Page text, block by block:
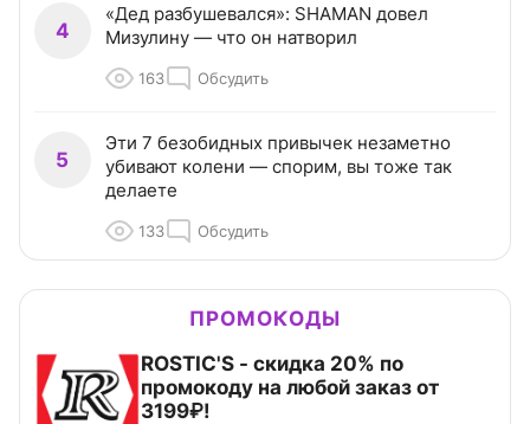
4
«Дед разбушевался»: SHAMAN довел
Мизулину — что он натворил
163 Обсудить
5
Эти 7 безобидных привычек незаметно
убивают колени — спорим, вы тоже так
делаете
133 Обсудить
ПРОМОКОДЫ
ROSTIC'S - скидка 20% по
промокоду на любой заказ от
3199₽!